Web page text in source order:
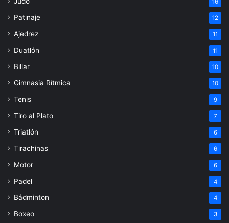
16
Patinaje 12
Ajedrez 11
Duatlón 11
Billar 10
Gimnasia Rítmica 10
Tenis 9
Tiro al Plato 7
Triatlón 6
Tirachinas 6
Motor 6
Padel 4
Bádminton 4
Boxeo 3